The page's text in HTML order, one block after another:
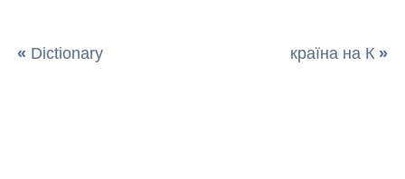
« Dictionary країна на К »